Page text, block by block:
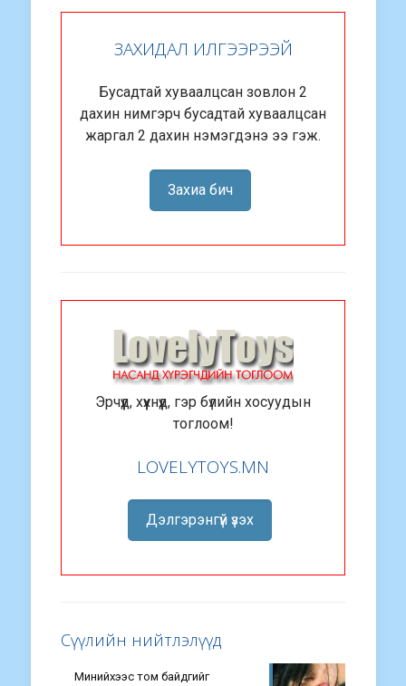
ЗАХИДАЛ ИЛГЭЭРЭЭЙ
Бусадтай хуваалцсан зовлон 2
дахин нимгэрч бусадтай хуваалцсан
жаргал 2 дахин нэмэгдэнэ ээ гэж.
Захиа бич
Эрчүүд, хүүхнүүд, гэр бүлийн хосуудын
тоглоом!
LOVELYTOYS.MN
Дэлгэрэнгүй үзэх
Сүүлийн нийтлэлүүд
Минийхээс том байдгийг